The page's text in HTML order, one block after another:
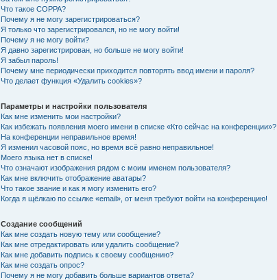
Что такое COPPA?
Почему я не могу зарегистрироваться?
Я только что зарегистрировался, но не могу войти!
Почему я не могу войти?
Я давно зарегистрирован, но больше не могу войти!
Я забыл пароль!
Почему мне периодически приходится повторять ввод имени и пароля?
Что делает функция «Удалить cookies»?
Параметры и настройки пользователя
Как мне изменить мои настройки?
Как избежать появления моего имени в списке «Кто сейчас на конференции»?
На конференции неправильное время!
Я изменил часовой пояс, но время всё равно неправильное!
Моего языка нет в списке!
Что означают изображения рядом с моим именем пользователя?
Как мне включить отображение аватары?
Что такое звание и как я могу изменить его?
Когда я щёлкаю по ссылке «email», от меня требуют войти на конференцию!
Создание сообщений
Как мне создать новую тему или сообщение?
Как мне отредактировать или удалить сообщение?
Как мне добавить подпись к своему сообщению?
Как мне создать опрос?
Почему я не могу добавить больше вариантов ответа?